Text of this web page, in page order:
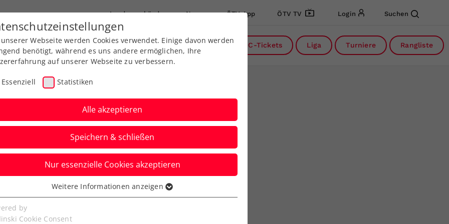
Landesverbände News ÖTV App ÖTV TV Login Suchen
Ausbildung Services Über uns DC-Tickets Liga Turniere Rangliste
Girona: Ofner
aus
Webseite werden Cookies verwendet. Einige davon werden
benötigt, während es uns andere ermöglichen, Ihre
auf unserer Webseite zu verbessern.
Essenziell Statistiken
Alle akzeptieren
Speichern & schließen
Nur essenzielle Cookies akzeptieren
Cookies werden für grundlegende Funktionen der
benötigt. Dadurch ist gewährleistet, dass die Webseite
Weitere Informationen anzeigen
by
Cookie Consent